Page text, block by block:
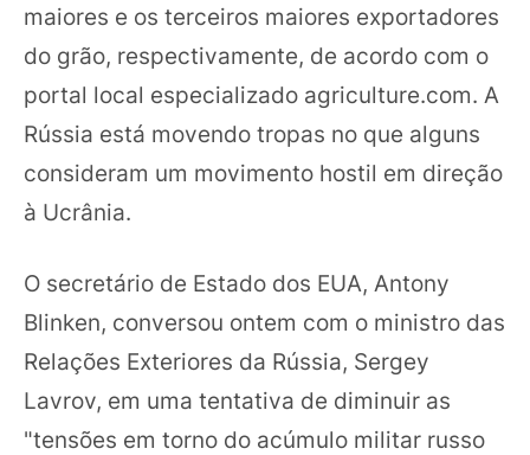
maiores e os terceiros maiores exportadores
do grão, respectivamente, de acordo com o
portal local especializado agriculture.com. A
Rússia está movendo tropas no que alguns
consideram um movimento hostil em direção
à Ucrânia.
O secretário de Estado dos EUA, Antony
Blinken, conversou ontem com o ministro das
Relações Exteriores da Rússia, Sergey
Lavrov, em uma tentativa de diminuir as
"tensões em torno do acúmulo militar russo